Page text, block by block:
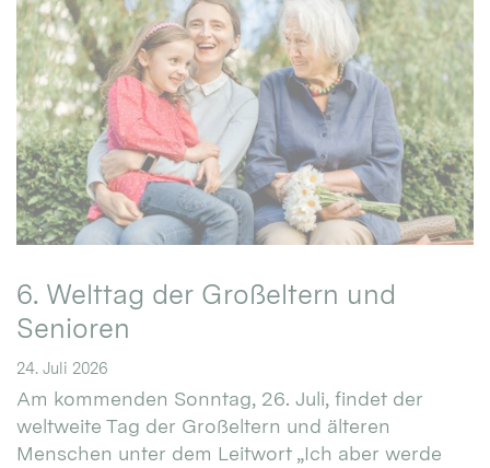
6. Welttag der Großeltern und
Senioren
24. Juli 2026
Am kommenden Sonntag, 26. Juli, findet der
weltweite Tag der Großeltern und älteren
Menschen unter dem Leitwort „Ich aber werde